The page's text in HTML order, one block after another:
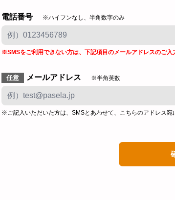
電話番号 ※ハイフンなし、半角数字のみ
※SMSをご利用できない方は、下記項目のメールアドレスのご入
任意 メールアドレス ※半角英数
※ご記入いただいた方は、SMSとあわせて、こちらのアドレス宛